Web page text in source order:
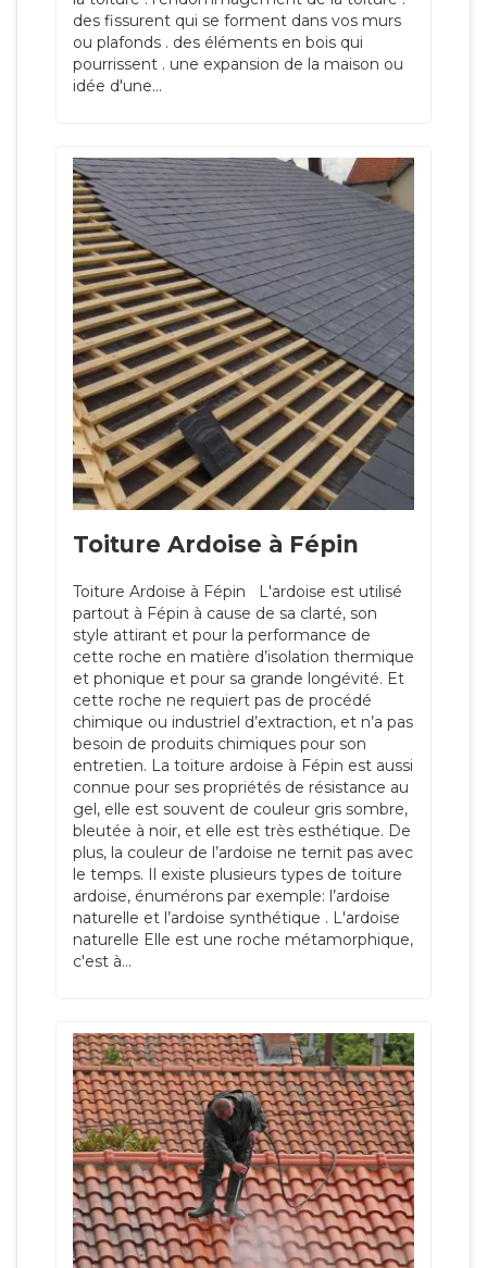
des fissurent qui se forment dans vos murs
ou plafonds . des éléments en bois qui
pourrissent . une expansion de la maison ou
idée d'une...
Toiture Ardoise à Fépin
Toiture Ardoise à Fépin L'ardoise est utilisé
partout à Fépin à cause de sa clarté, son
style attirant et pour la performance de
cette roche en matière d’isolation thermique
et phonique et pour sa grande longévité. Et
cette roche ne requiert pas de procédé
chimique ou industriel d’extraction, et n’a pas
besoin de produits chimiques pour son
entretien. La toiture ardoise à Fépin est aussi
connue pour ses propriétés de résistance au
gel, elle est souvent de couleur gris sombre,
bleutée à noir, et elle est très esthétique. De
plus, la couleur de l’ardoise ne ternit pas avec
le temps. Il existe plusieurs types de toiture
ardoise, énumérons par exemple: l’ardoise
naturelle et l’ardoise synthétique . L'ardoise
naturelle Elle est une roche métamorphique,
c'est à...